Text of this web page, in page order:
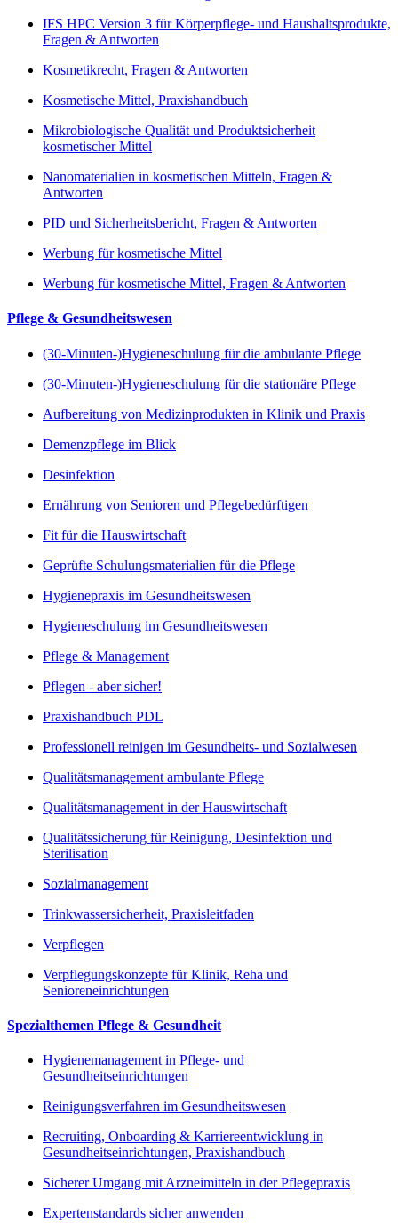
IFS HPC Version 3 für Körperpflege- und Haushaltsprodukte,
Fragen & Antworten
Kosmetikrecht, Fragen & Antworten
Kosmetische Mittel, Praxishandbuch
Mikrobiologische Qualität und Produktsicherheit
kosmetischer Mittel
Nanomaterialien in kosmetischen Mitteln, Fragen &
Antworten
PID und Sicherheitsbericht, Fragen & Antworten
Werbung für kosmetische Mittel
Werbung für kosmetische Mittel, Fragen & Antworten
Pflege & Gesundheitswesen
(30-Minuten-)Hygieneschulung für die ambulante Pflege
(30-Minuten-)Hygieneschulung für die stationäre Pflege
Aufbereitung von Medizinprodukten in Klinik und Praxis
Demenzpflege im Blick
Desinfektion
Ernährung von Senioren und Pflegebedürftigen
Fit für die Hauswirtschaft
Geprüfte Schulungsmaterialien für die Pflege
Hygienepraxis im Gesundheitswesen
Hygieneschulung im Gesundheitswesen
Pflege & Management
Pflegen - aber sicher!
Praxishandbuch PDL
Professionell reinigen im Gesundheits- und Sozialwesen
Qualitätsmanagement ambulante Pflege
Qualitätsmanagement in der Hauswirtschaft
Qualitätssicherung für Reinigung, Desinfektion und
Sterilisation
Sozialmanagement
Trinkwassersicherheit, Praxisleitfaden
Verpflegen
Verpflegungskonzepte für Klinik, Reha und
Senioreneinrichtungen
Spezialthemen Pflege & Gesundheit
Hygienemanagement in Pflege- und
Gesundheitseinrichtungen
Reinigungsverfahren im Gesundheitswesen
Recruiting, Onboarding & Karriereentwicklung in
Gesundheitseinrichtungen, Praxishandbuch
Sicherer Umgang mit Arzneimitteln in der Pflegepraxis
Expertenstandards sicher anwenden